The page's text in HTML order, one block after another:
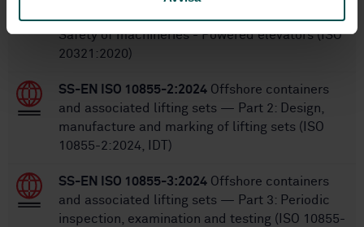
Safety of machineries - Powered elevators (ISO
20321:2020)
SS-EN ISO 10855-2:2024 Offshore containers
and associated lifting sets — Part 2: Design,
manufacture and marking of lifting sets (ISO
10855-2:2024, IDT)
SS-EN ISO 10855-3:2024 Offshore containers
and associated lifting sets — Part 3: Periodic
inspection, examination and testing (ISO 10855-